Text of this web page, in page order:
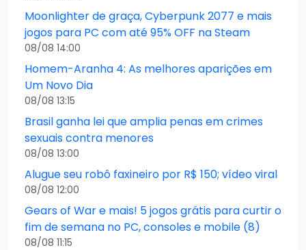
Moonlighter de graça, Cyberpunk 2077 e mais
jogos para PC com até 95% OFF na Steam
08/08 14:00
Homem-Aranha 4: As melhores aparições em
Um Novo Dia
08/08 13:15
Brasil ganha lei que amplia penas em crimes
sexuais contra menores
08/08 13:00
Alugue seu robô faxineiro por R$ 150; vídeo viral
08/08 12:00
Gears of War e mais! 5 jogos grátis para curtir o
fim de semana no PC, consoles e mobile (8)
08/08 11:15